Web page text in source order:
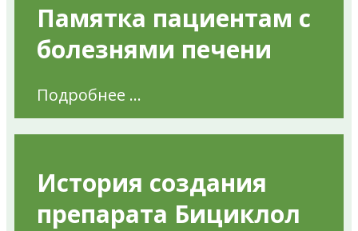
Памятка пациентам с
болезнями печени
Подробнее ...
История создания
препарата Бициклол